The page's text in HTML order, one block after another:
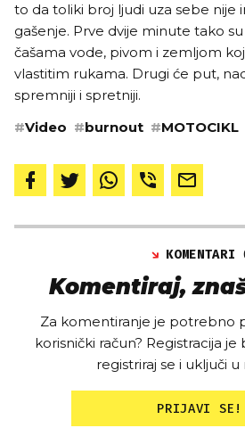
to da toliki broj ljudi uza sebe nije
gašenje. Prve dvije minute tako
čašama vode, pivom i zemljom
vlastitim rukama. Drugi će put,
spremniji i spretniji.
#Video #burnout #MOTOCIKL
KOMENTARI
Komentiraj,
Za komentiranje je potrebno
korisnički račun? Registracija je
registriraj se i uključi u
PRIJAVI SE!